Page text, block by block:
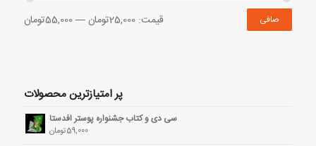
صافی قيمت:25,000تومان —55,000تومان
پر امتیازترین محصولات
سی دی و کتاب جشنواره پوستر افدستا
59,000تومان